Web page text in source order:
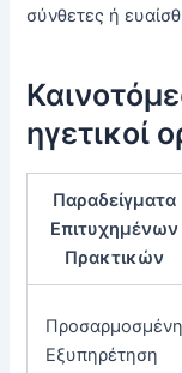
σύνθετες ή
ηγετικοί
Παραδείγματα
Επιτυχημένων
Πρακτικών
Προσαρμοσμένη
Εξυπηρέτηση